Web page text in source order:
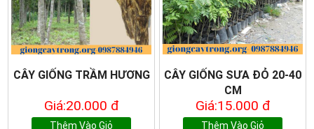
CÂY GIỐNG TRẦM HƯƠNG
Giá:20.000 đ
Thêm Vào Giỏ
CÂY GIỐNG SƯA ĐỎ 20-40
CM
Giá:15.000 đ
Thêm Vào Giỏ